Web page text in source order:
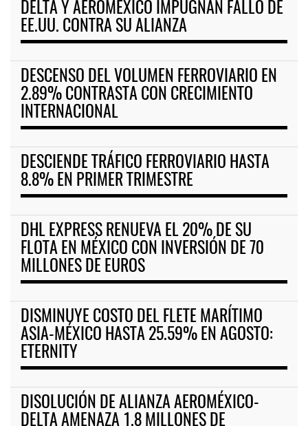
DELTA Y AEROMÉXICO IMPUGNAN FALLO DE
EE.UU. CONTRA SU ALIANZA
DESCENSO DEL VOLUMEN FERROVIARIO EN
2.89% CONTRASTA CON CRECIMIENTO
INTERNACIONAL
DESCIENDE TRÁFICO FERROVIARIO HASTA
8.8% EN PRIMER TRIMESTRE
DHL EXPRESS RENUEVA EL 20% DE SU
FLOTA EN MÉXICO CON INVERSIÓN DE 70
MILLONES DE EUROS
DISMINUYE COSTO DEL FLETE MARÍTIMO
ASIA-MÉXICO HASTA 25.59% EN AGOSTO:
ETERNITY
DISOLUCIÓN DE ALIANZA AEROMÉXICO-
DELTA AMENAZA 1.8 MILLONES DE